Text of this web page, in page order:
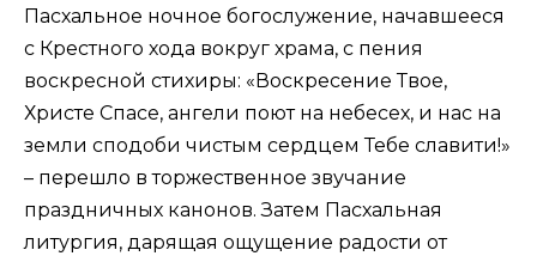
Пасхальное ночное богослужение, начавшееся
с Крестного хода вокруг храма, с пения
воскресной стихиры: «Воскресение Твое,
Христе Спасе, ангели поют на небесех, и нас на
земли сподоби чистым сердцем Тебе славити!»
– перешло в торжественное звучание
праздничных канонов. Затем Пасхальная
литургия, дарящая ощущение радости от